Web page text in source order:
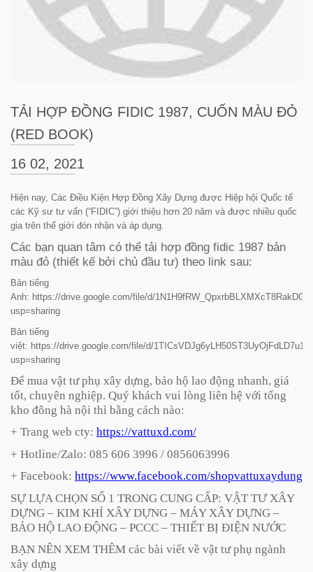
TẢI HỢP ĐỒNG FIDIC 1987, CUỐN MÀU ĐỎ
(RED BOOK)
16 02, 2021
Hiện nay, Các Điều Kiện Hợp Đồng Xây Dựng được Hiệp hội Quốc tế
các Kỹ sư tư vấn (“FIDIC”) giới thiệu hơn 20 năm và được nhiều quốc
gia trên thế giới đón nhận và áp dụng.
Các bạn quan tâm có thể tải hợp đồng fidic 1987 bản
màu đỏ (thiết kế bởi chủ đầu tư) theo link sau:
Bản tiếng
Anh: https://drive.google.com/file/d/
usp=sharing
Bản tiếng
việt: https://drive.google.com/file/d/
usp=sharing
Để mua vật tư phụ xây dựng, bảo hộ lao động nhanh, giá
tốt, chuyên nghiệp. Quý khách vui lòng liên hệ với tổng
kho đông hà nội thì bằng cách nào:
+ Trang web cty: https://vattuxd.com/
+ Hotline/Zalo: 085 606 3996 / 0856063996
+ Facebook: https://www.facebook.com/shopvattuxaydung
SỰ LỰA CHỌN SỐ 1 TRONG CUNG CẤP: VẬT TƯ XÂY
DỰNG – KIM KHÍ XÂY DỰNG – MÁY XÂY DỰNG –
BẢO HỘ LAO ĐỘNG – PCCC – THIẾT BỊ ĐIỆN NƯỚC
BẠN NÊN XEM THÊM các bài viết về vật tư phụ ngành
xây dựng